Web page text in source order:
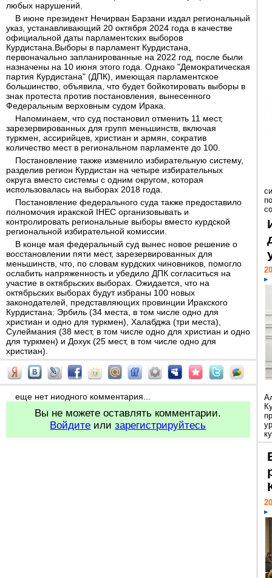
любых нарушений.
В июне президент Нечирван Барзани издал региональный
указ, устанавливающий 20 октября 2024 года в качестве
официальной даты парламентских выборов
Курдистана.Выборы в парламент Курдистана,
первоначально запланированные на 2022 год, после были
назначены на 10 июня этого года. Однако "Демократическая
партия Курдистана" (ДПК), имеющая парламентское
большинство, объявила, что будет бойкотировать выборы в
знак протеста против постановления, вынесенного
Федеральным верховным судом Ирака.
Напоминаем, что суд постановил отменить 11 мест,
зарезервированных для групп меньшинств, включая
туркмен, ассирийцев, христиан и армян, сократив
количество мест в региональном парламенте до 100.
Постановление также изменило избирательную систему,
разделив регион Курдистан на четыре избирательных
округа вместо системы с одним округом, которая
использовалась на выборах 2018 года.
Постановление федерального суда также предоставило
полномочия иракской IHEC организовывать и
контролировать региональные выборы вместо курдской
региональной избирательной комиссии.
В конце мая федеральный суд вынес новое решение о
восстановлении пяти мест, зарезервированных для
меньшинств, что, по словам курдских чиновников, помогло
ослабить напряженность и убедило ДПК согласиться на
участие в октябрьских выборах. Ожидается, что на
октябрьских выборах будут избраны 100 новых
законодателей, представляющих провинции Иракского
Курдистана: Эрбиль (34 места, в том числе одно для
христиан и одно для туркмен), Халабджа (три места),
Сулеймания (38 мест, в том числе одно для христиан и одно
для туркмен) и Дохук (25 мест, в том числе одно для
христиан).
еще нет ниодного комментария...
Вы не можете оставлять комментарии.
Войдите илизарегистрируйтесь